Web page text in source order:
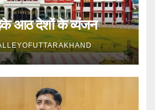
आठ देशों के व्यंजन